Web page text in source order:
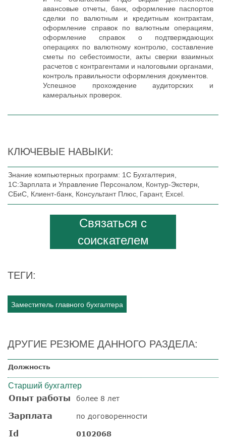
авансовые отчеты, банк, оформление паспортов
сделки по валютным и кредитным контрактам,
оформление справок по валютным операциям,
оформление справок о подтверждающих
операциях по валютному контролю, составление
сметы по себестоимости, акты сверки взаимных
расчетов с контрагентами и налоговыми органами,
контроль правильности оформления документов.
Успешное прохождение аудиторских и
камеральных проверок.
КЛЮЧЕВЫЕ НАВЫКИ:
Знание компьютерных программ: 1С Бухгалтерия,
1С:Зарплата и Управление Персоналом‚ Контур-Экстерн‚
СБиС, Клиент-банк, Консультант Плюс‚ Гарант, Excel.
Связаться с
соискателем
ТЕГИ:
Заместитель главного бухгалтера
ДРУГИЕ РЕЗЮМЕ ДАННОГО РАЗДЕЛА:
Должность
Старший бухгалтер
Опыт работы более 8 лет
Зарплата по договоренности
Id 0102068